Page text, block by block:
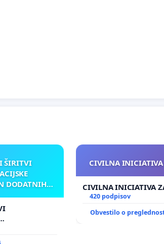
ŠIRITVI
DODATNIH
CIVILNA INICIATIVA
CIVILNA INICIATIVA
420 podpisov
Obvestilo o